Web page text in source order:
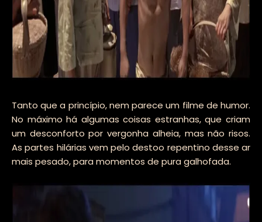
Tanto que a princípio, nem parece um filme de humor.
No máximo há algumas coisas estranhas, que criam
um desconforto por vergonha alheia, mas não risos.
As partes hilárias vem pelo destoo repentino desse ar
mais pesado, para momentos de pura galhofada.